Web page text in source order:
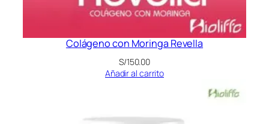
Colágeno con Moringa Revella
S/150.00
Añadir al carrito